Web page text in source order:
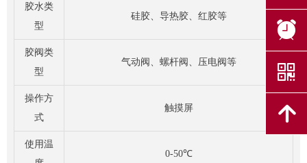
胶水类
型
硅胶、导热胶、红胶等
胶阀类
型
气动阀、螺杆阀、压电阀等
操作方
式
触摸屏
使用温
0-50℃
뀥
낃
녕